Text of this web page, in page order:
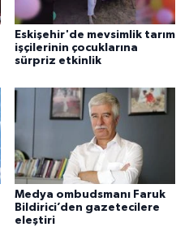
Eskişehir'de mevsimlik tarım
işçilerinin çocuklarına
sürpriz etkinlik
Medya ombudsmanı Faruk
Bildirici’den gazetecilere
eleştiri